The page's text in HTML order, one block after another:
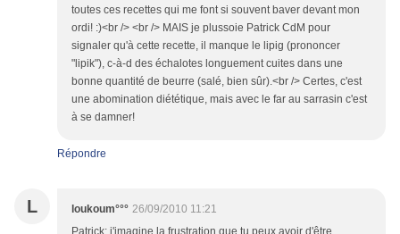
toutes ces recettes qui me font si souvent baver devant mon
ordi! :)<br /> <br /> MAIS je plussoie Patrick CdM pour
signaler qu'à cette recette, il manque le lipig (prononcer
"lipik"), c-à-d des échalotes longuement cuites dans une
bonne quantité de beurre (salé, bien sûr).<br /> Certes, c'est
une abomination diététique, mais avec le far au sarrasin c'est
à se damner!
Répondre
L loukoum°°° 26/09/2010 11:21
Patrick: j'imagine la frustration que tu peux avoir d'être